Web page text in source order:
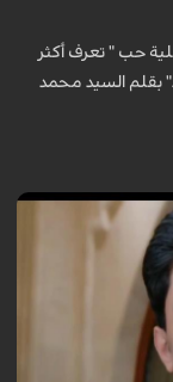
حب " تعرف أكثر
بقلم السيد محمد